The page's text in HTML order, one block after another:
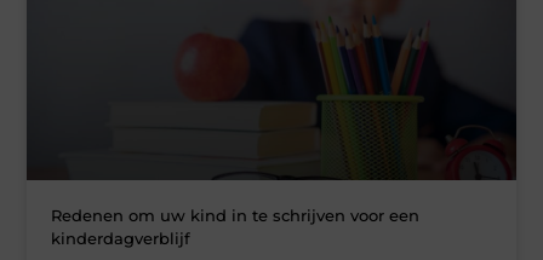
Redenen om uw kind in te schrijven voor een
kinderdagverblijf